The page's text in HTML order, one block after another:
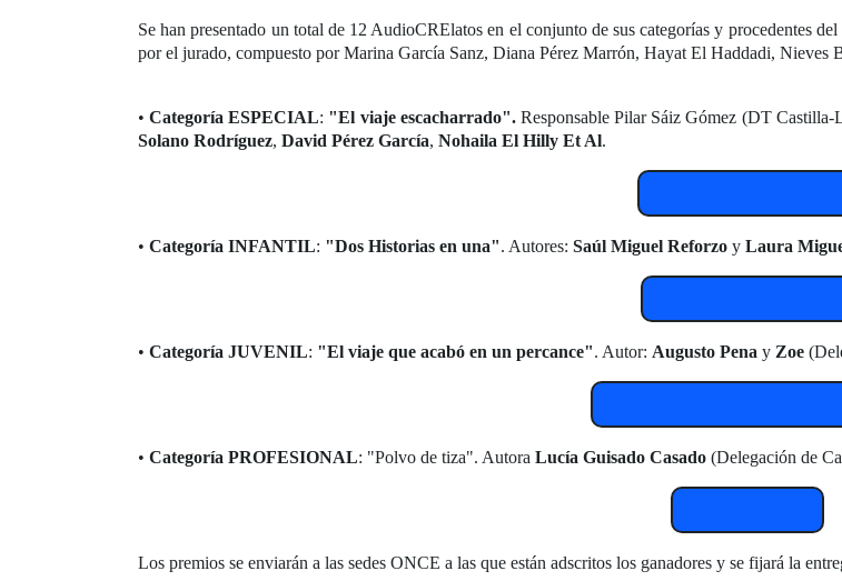
Se han presentado un total de 12 AudioCRElatos en el conjunto de sus categorías y procedentes
por el jurado, compuesto por Marina García Sanz, Diana Pérez Marrón, Hayat El Haddadi, Nieves
•Categoría ESPECIAL: "El viaje escacharrado". Responsable Pilar Sáiz Gómez (DT
Solano Rodríguez, David Pérez García, Nohaila El Hilly Et Al.
• Categoría INFANTIL: "Dos Historias en una". Autores: Saúl Miguel Reforzo y Laura
• Categoría JUVENIL: "El viaje que acabó en un percance". Autor: Augusto Pena y Zoe
• Categoría PROFESIONAL: "Polvo de tiza". Autora Lucía Guisado Casado (Delegación de
Los premios se enviarán a las sedes ONCE a las que están adscritos los ganadores y se fijará la